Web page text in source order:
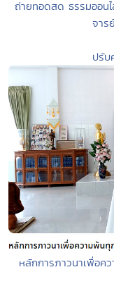
ถ่ายทอดสด ธรรมออน
จาร
ปรับ
หลักการภาวนาเพื่อ